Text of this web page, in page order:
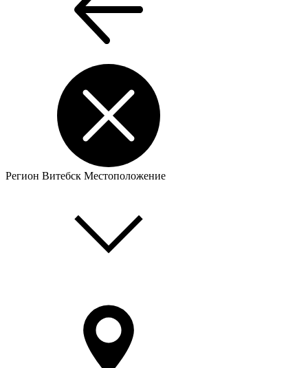
Регион Витебск Местоположение